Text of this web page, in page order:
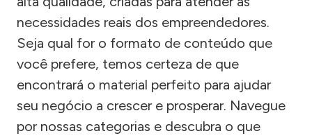
necessidades reais dos empreendedores.
Seja qual for o formato de conteúdo que
você prefere, temos certeza de que
encontrará o material perfeito para ajudar
seu negócio a crescer e prosperar. Navegue
por nossas categorias e descubra o que